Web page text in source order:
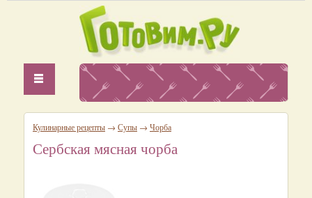
Кулинарные рецепты → Супы → Чорба
Сербская мясная чорба